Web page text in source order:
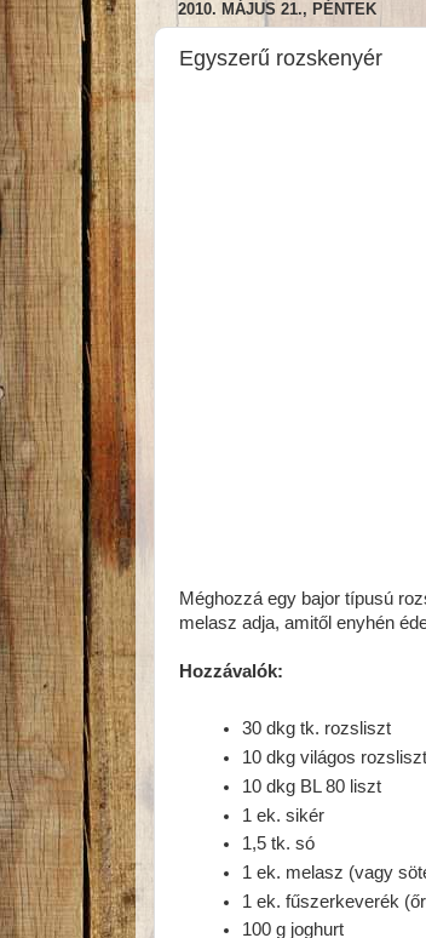
2010. MÁJUS 21., PÉNTEK
Egyszerű rozskenyér
Méghozzá egy bajor típusú
melasz adja, amitől enyhén
Hozzávalók:
30 dkg tk. rozsliszt
10 dkg világos rozsliszt
10 dkg BL 80 liszt
1 ek. sikér
1,5 tk. só
1 ek. melasz (vagy
1 ek. fűszerkeverék
100 g joghurt